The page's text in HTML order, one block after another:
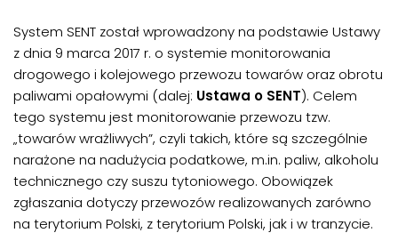
System SENT został wprowadzony na podstawie Ustawy
z dnia 9 marca 2017 r. o systemie monitorowania
drogowego i kolejowego przewozu towarów oraz obrotu
paliwami opałowymi (dalej: Ustawa o SENT). Celem
tego systemu jest monitorowanie przewozu tzw.
„towarów wrażliwych”, czyli takich, które są szczególnie
narażone na nadużycia podatkowe, m.in. paliw, alkoholu
technicznego czy suszu tytoniowego. Obowiązek
zgłaszania dotyczy przewozów realizowanych zarówno
na terytorium Polski, z terytorium Polski, jak i w tranzycie.